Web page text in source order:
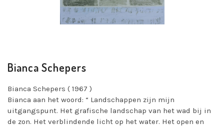
Bianca Schepers
Bianca Schepers ( 1967 )
Bianca aan het woord: “ Landschappen zijn mijn
uitgangspunt. Het grafische landschap van het wad bij in
de zon. Het verblindende licht op het water. Het open en